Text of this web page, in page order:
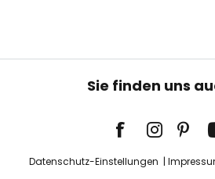
Sie finden uns
Datenschutz-Einstellungen